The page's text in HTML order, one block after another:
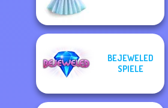
BEJEWELED
SPIELE